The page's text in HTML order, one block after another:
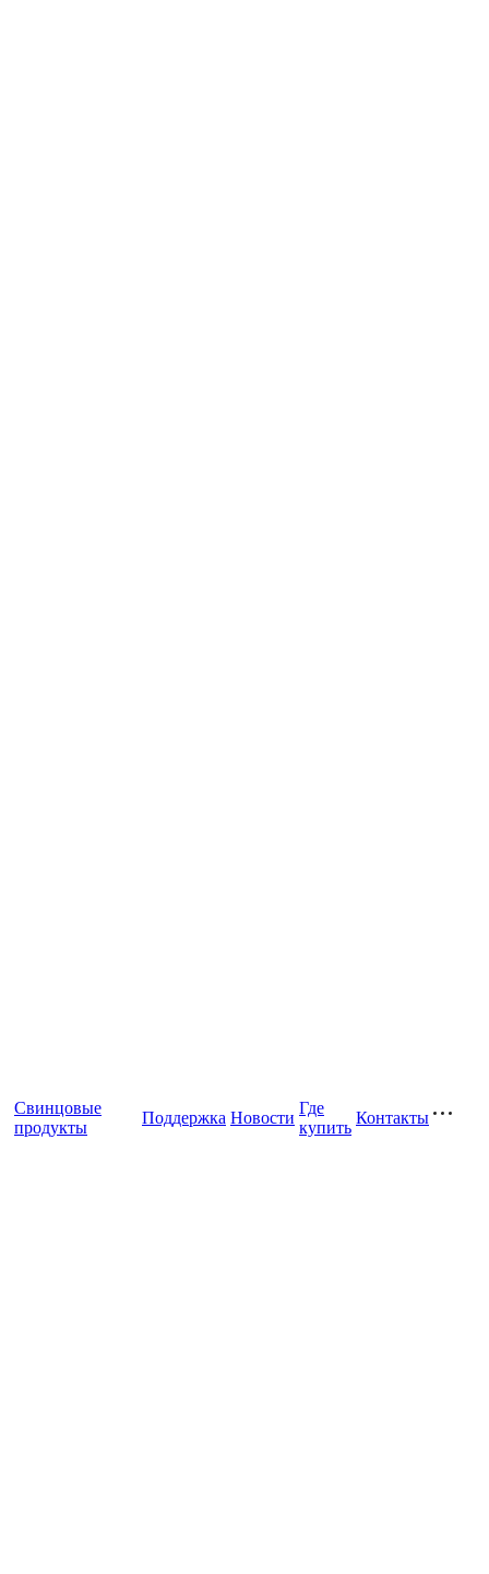
Свинцовые
продукты
Поддержка Новости
Где
купить
Контакты